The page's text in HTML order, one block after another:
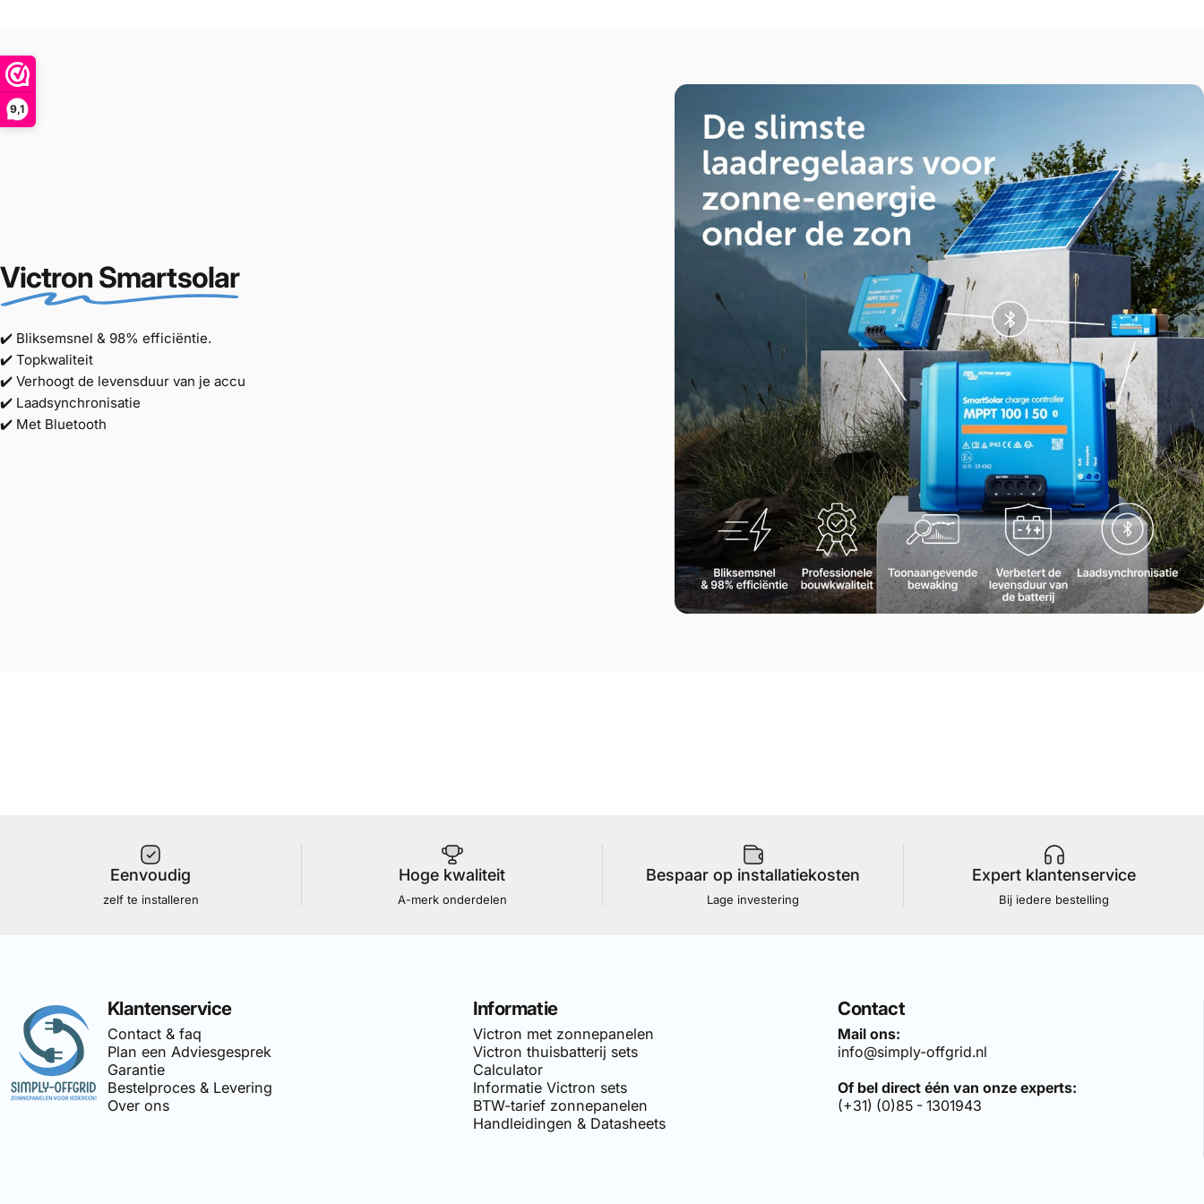
9,1
Victron Smartsolar
✔️ Bliksemsnel & 98% efficiëntie.
✔️ Topkwaliteit
✔️ Verhoogt de levensduur van je accu
✔️ Laadsynchronisatie
✔️ Met Bluetooth
Eenvoudig
zelf te installeren
Hoge kwaliteit
A-merk onderdelen
Bespaar op installatiekosten
Lage investering
Expert klantenservice
Bij iedere bestelling
Simply Offgrid Klantenservice
Contact & faq
Plan een Adviesgesprek
Garantie
Bestelproces & Levering
Over ons
Informatie
Victron met zonnepanelen
Victron thuisbatterij sets
Calculator
Informatie Victron sets
BTW-tarief zonnepanelen
Handleidingen & Datasheets
Contact
Mail ons:
info@simply-offgrid.nl
Of bel direct één van onze experts:
(+31) (0)85 - 1301943